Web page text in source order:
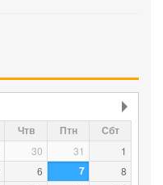
Чтв Птн Сбт
30 31
1
6 7
8